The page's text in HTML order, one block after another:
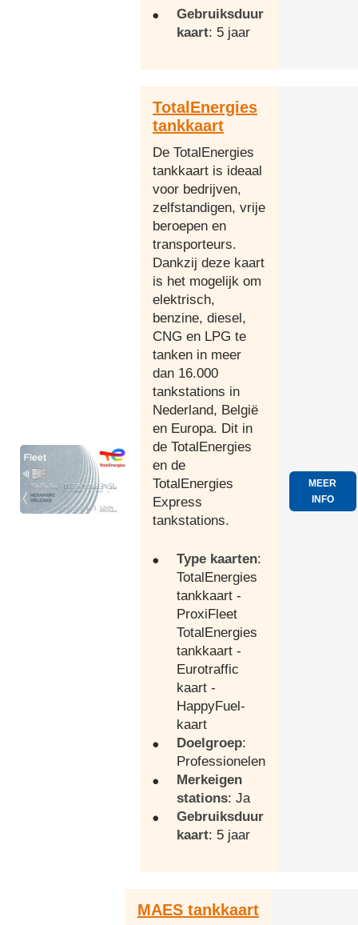
Gebruiksduur
kaart: 5 jaar
TotalEnergies
tankkaart
De TotalEnergies
tankkaart is ideaal
voor bedrijven,
zelfstandigen, vrije
beroepen en
transporteurs.
Dankzij deze kaart
is het mogelijk om
elektrisch,
benzine, diesel,
CNG en LPG te
tanken in meer
dan 16.000
tankstations in
Nederland, België
en Europa. Dit in
de TotalEnergies
en de
TotalEnergies
Express
tankstations.
Type kaarten:
TotalEnergies
tankkaart -
ProxiFleet
TotalEnergies
tankkaart -
Eurotraffic
kaart -
HappyFuel-
kaart
Doelgroep:
Professionelen
Merkeigen
stations: Ja
Gebruiksduur
kaart: 5 jaar
MEER
INFO
MAES tankkaart